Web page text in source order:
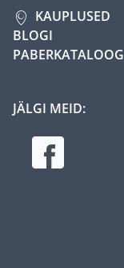
KAUPLUSED
BLOGI
PABERKATALOOG
JÄLGI MEID: